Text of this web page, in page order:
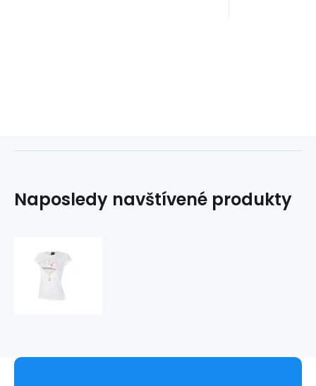
Naposledy navštívené produkty